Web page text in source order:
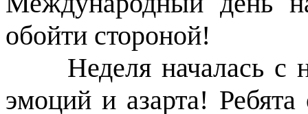
обойти стороной!
Неделя началась с
эмоций и азарта!